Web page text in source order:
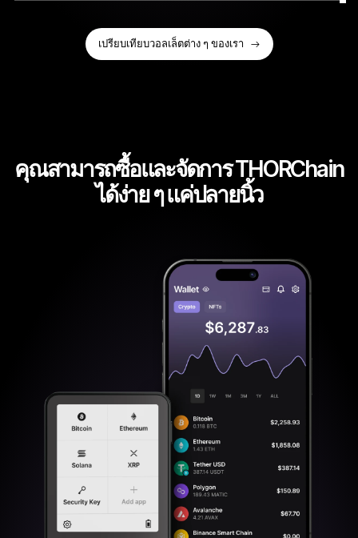
เปรียบเทียบวอลเล็ตต่าง ๆ ของเรา
คุณสามารถซื้อและจัดการ THORChain
ได้ง่าย ๆ แค่ปลายนิ้ว